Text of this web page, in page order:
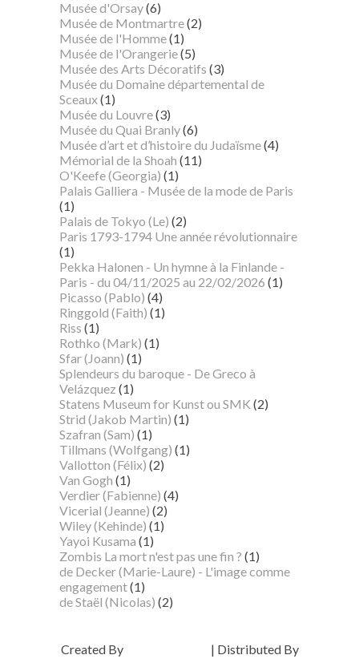
Musée d'Orsay(6)
Musée de Montmartre(2)
Musée de l'Homme(1)
Musée de l'Orangerie(5)
Musée des Arts Décoratifs (3)
Musée du Domaine départemental de
Sceaux(1)
Musée du Louvre(3)
Musée du Quai Branly(6)
Musée d’art et d’histoire du Judaïsme(4)
Mémorial de la Shoah (11)
O'Keefe (Georgia) (1)
Palais Galliera - Musée de la mode de Paris
(1)
Palais de Tokyo (Le) (2)
Paris 1793-1794 Une année révolutionnaire
(1)
Pekka Halonen - Un hymne à la Finlande -
Paris - du 04/11/2025 au 22/02/2026 (1)
Picasso (Pablo) (4)
Ringgold (Faith) (1)
Riss (1)
Rothko (Mark) (1)
Sfar (Joann) (1)
Splendeurs du baroque - De Greco à
Velázquez (1)
Statens Museum for Kunst ou SMK (2)
Strid (Jakob Martin) (1)
Szafran (Sam) (1)
Tillmans (Wolfgang) (1)
Vallotton (Félix) (2)
Van Gogh (1)
Verdier (Fabienne) (4)
Vicerial (Jeanne) (2)
Wiley (Kehinde) (1)
Yayoi Kusama (1)
Zombis La mort n'est pas une fin ? (1)
de Decker (Marie-Laure) - L'image comme
engagement(1)
de Staël (Nicolas) (2)
Created By
| Distributed By